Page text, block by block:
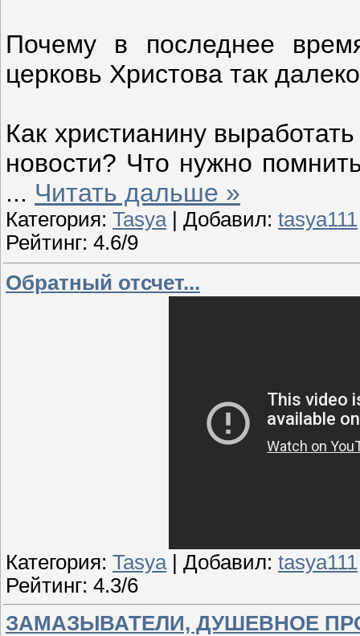
Почему в последнее
церковь Христова так
Как христианину
новости? Что нужно
... Читать дальше »
Категория: Tasya| Добавил: tasya111
Рейтинг: 4.6/9
Обратный отсчет...
Категория: Tasya | Добавил: tasya111
Рейтинг: 4.3/6
ЗАМАЗЫВАТЕЛИ, ДУШЕВНОЕ